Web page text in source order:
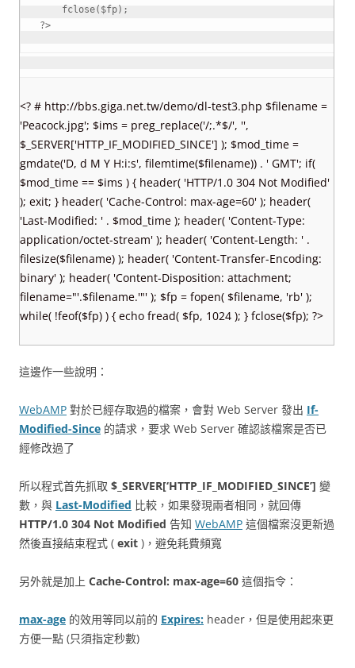
fclose( $fp) ;
?>
<? # http://bbs.giga.net.tw/demo/dl-test3.php $filename =
'Peacock.jpg'; $ims = preg_replace('/;.*$/', '',
$_SERVER['HTTP_IF_MODIFIED_SINCE'] ); $mod_time =
gmdate('D, d M Y H:i:s', filemtime($filename)) . ' GMT'; if(
$mod_time == $ims ) { header( 'HTTP/1.0 304 Not Modified'
); exit; } header( 'Cache-Control: max-age=60' ); header(
'Last-Modified: ' . $mod_time ); header( 'Content-Type:
application/octet-stream' ); header( 'Content-Length: ' .
filesize($filename) ); header( 'Content-Transfer-Encoding:
binary' ); header( 'Content-Disposition: attachment;
filename="'.$filename.'"' ); $fp = fopen( $filename, 'rb' );
while( !feof($fp) ) { echo fread( $fp, 1024 ); } fclose($fp); ?>
這邊作一些說明：
WebAMP 對於已經存取過的檔案，會對 Web Server 發出 If-
Modified-Since 的請求，要求 Web Server 確認該檔案是否已
經修改過了
所以程式首先抓取 $_SERVER[‘HTTP_IF_MODIFIED_SINCE’] 變
數，與 Last-Modified 比較，如果發現兩者相同，就回傳
HTTP/1.0 304 Not Modified 告知 WebAMP 這個檔案沒更新過
然後直接結束程式 ( exit )，避免耗費頻寬
另外就是加上 Cache-Control: max-age=60 這個指令：
max-age 的效用等同以前的 Expires: header，但是使用起來更
方便一點 (只須指定秒數)